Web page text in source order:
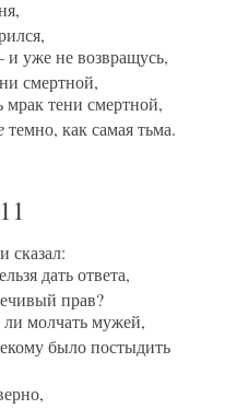
уже не возвращусь,
смертной,
мрак тени смертной,
темно, как самая тьма.
11
сказал:
дать ответа,
прав?
ли молчать мужей,
было постыдить